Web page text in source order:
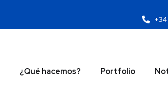
+34
¿Qué hacemos? Portfolio